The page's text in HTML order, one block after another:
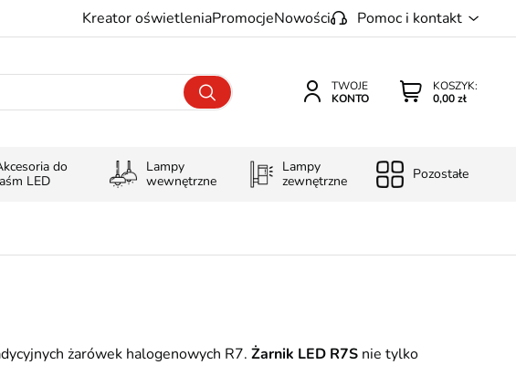
Kreator oświetleniaPromocjeNowości Pomoc i kontakt
KOSZYK:
0,00 zł
TWOJE
KONTO
do
LED
Lampy
wewnętrzne
Lampy
zewnętrzne
Pozostałe
żarówek halogenowych R7. Żarnik LED R7S nie tylko